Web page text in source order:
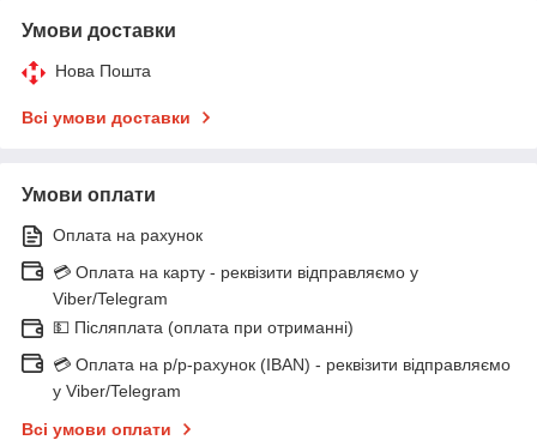
Умови доставки
Нова Пошта
Всі умови доставки
Умови оплати
Оплата на рахунок
💳 Оплата на карту - реквізити відправляємо у
Viber/Telegram
💵 Післяплата (оплата при отриманні)
💳 Оплата на р/р-рахунок (IBAN) - реквізити відправляємо
у Viber/Telegram
Всі умови оплати